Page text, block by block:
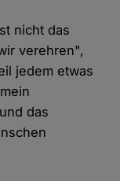
nicht das
verehren",
jedem etwas
das